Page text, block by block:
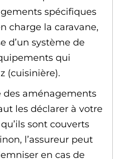
spécifiques
charge la caravane,
d’un système de
qui
(cuisinière).
des aménagements
les déclarer à votre
sont couverts
l’assureur peut
en cas de